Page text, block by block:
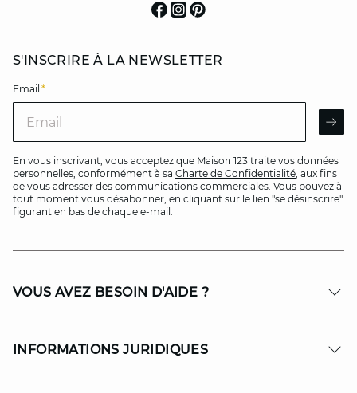
S'INSCRIRE À LA NEWSLETTER
Email *
En vous inscrivant, vous acceptez que Maison 123 traite vos données
personnelles, conformément à sa Charte de Confidentialité, aux fins
de vous adresser des communications commerciales. Vous pouvez à
tout moment vous désabonner, en cliquant sur le lien "se désinscrire"
figurant en bas de chaque e-mail.
VOUS AVEZ BESOIN D'AIDE ?
INFORMATIONS JURIDIQUES